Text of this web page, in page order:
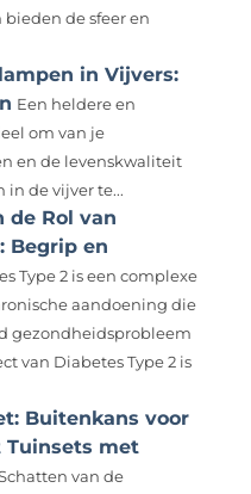
de sfeer en
in Vijvers:
Een heldere en
om van je
en de levenskwaliteit
in de vijver te...
de Rol van
Begrip en
Type 2 is een complexe
aandoening die
gezondheidsprobleem
van Diabetes Type 2 is
Buitenkans voor
Tuinsets met
van de